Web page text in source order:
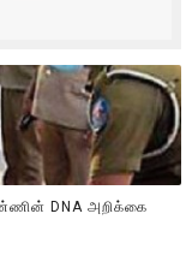
DNA அறிக்கை